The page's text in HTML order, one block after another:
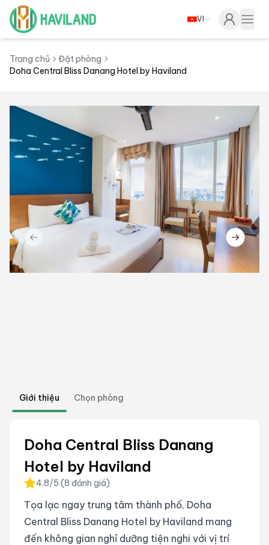
Haviland
VI
Trang chủ
Đặt phòng
Doha Central Bliss Danang Hotel by Haviland
Previous slide Next
Giới thiệu Chọn phòng
Doha Central Bliss Danang
Hotel by Haviland
4.8/5 (8 đánh giá)
Tọa lạc ngay trung tâm thành phố, Doha
Central Bliss Danang Hotel by Haviland mang
đến không gian nghỉ dưỡng tiện nghi với vị trí